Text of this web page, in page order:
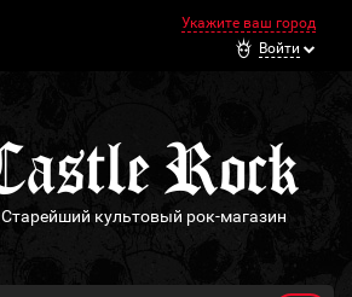
Укажите ваш город
Войти
Старейший культовый рок-магазин